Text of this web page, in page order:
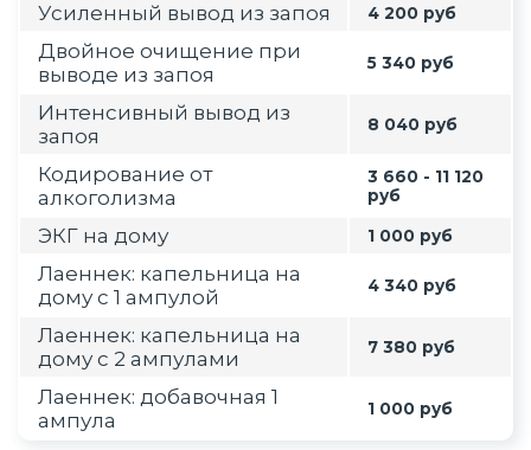
Усиленный вывод из запоя 4 200 руб
Двойное очищение при
выводе из запоя
5 340 руб
Интенсивный вывод из
запоя
8 040 руб
Кодирование от
алкоголизма
3 660 - 11 120
руб
ЭКГ на дому 1 000 руб
Лаеннек: капельница на
дому с 1 ампулой
4 340 руб
Лаеннек: капельница на
дому с 2 ампулами
7 380 руб
Лаеннек: добавочная 1
ампула
1 000 руб